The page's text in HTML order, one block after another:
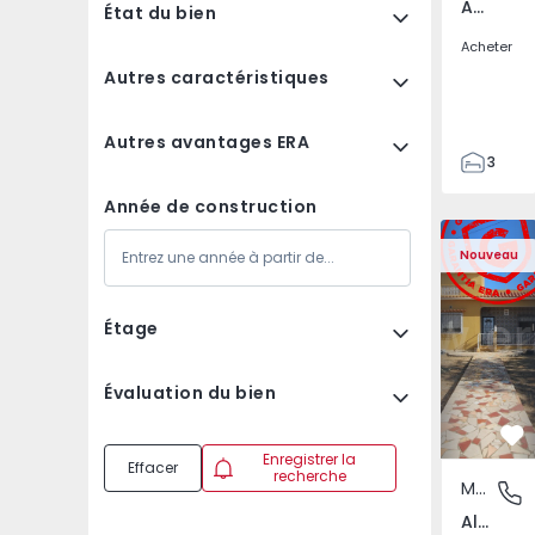
État du bien
Autres caractéristiques
Autres avantages ERA
Année de construction
Étage
Évaluation du bien
Effacer
Enregistrer la
recherche
Aves, Porto
Acheter
3
150
150
2
1
Nouveau
Maison Individuelle
Almancil, Faro